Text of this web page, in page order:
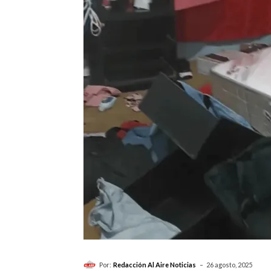
Por: Redacción Al Aire Noticias - 26 agosto, 2025